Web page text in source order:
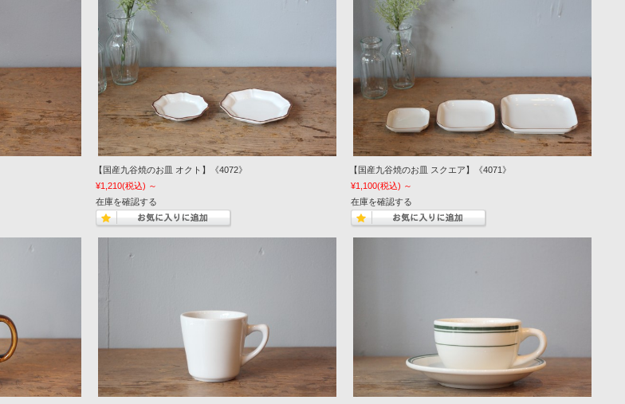
【国産九谷焼のお皿 オクト】《4072》
¥1,210(税込) ～
在庫を確認する
【国産九谷焼のお皿 スクエア】《4071》
¥1,100(税込) ～
在庫を確認する